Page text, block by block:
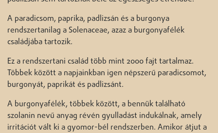
A paradicsom, paprika, padlizsán és a burgonya
rendszertanilag a Solenaceae, azaz a burgonyafélék
családjába tartozik.
Ez a rendszertani család több mint 2000 fajt tartalmaz.
Többek között a napjainkban igen népszerű paradicsomot,
burgonyát, paprikát és padlizsánt.
A burgonyafélék, többek között, a bennük található
szolanin nevű anyag révén gyulladást indukálnak, amely
irritációt vált ki a gyomor-bél rendszerben. Amikor átjut a